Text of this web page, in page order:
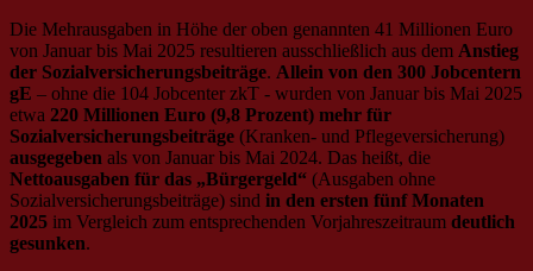
Die Mehrausgaben in Höhe der oben genannten 41 Millionen Euro
von Januar bis Mai 2025 resultieren ausschließlich aus dem Anstieg
der Sozialversicherungsbeiträge. Allein von den 300 Jobcentern
gE – ohne die 104 Jobcenter zkT - wurden von Januar bis Mai 2025
etwa 220 Millionen Euro (9,8 Prozent) mehr für
Sozialversicherungsbeiträge (Kranken- und Pflegeversicherung)
ausgegeben als von Januar bis Mai 2024. Das heißt, die
Nettoausgaben für das „Bürgergeld“ (Ausgaben ohne
Sozialversicherungsbeiträge) sind in den ersten fünf Monaten
2025 im Vergleich zum entsprechenden Vorjahreszeitraum deutlich
gesunken.